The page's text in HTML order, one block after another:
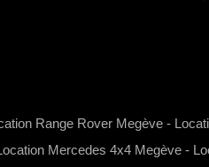
Range Rover Megève -
Mercedes 4x4 Megève -